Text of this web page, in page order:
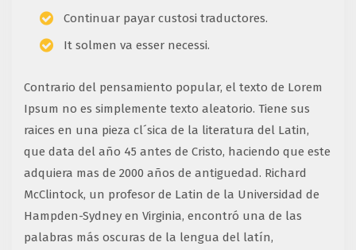
Continuar payar custosi traductores.
It solmen va esser necessi.
Contrario del pensamiento popular, el texto de Lorem
Ipsum no es simplemente texto aleatorio. Tiene sus
raices en una pieza cl´sica de la literatura del Latin,
que data del año 45 antes de Cristo, haciendo que este
adquiera mas de 2000 años de antiguedad. Richard
McClintock, un profesor de Latin de la Universidad de
Hampden-Sydney en Virginia, encontró una de las
palabras más oscuras de la lengua del latín,